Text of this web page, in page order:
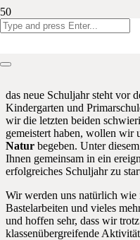
Liebe Kinder,
das neue Schuljahr steht vor
Kindergarten und
wir die letzten beiden
gemeistert haben, wollen wir
Natur begeben. Unter
Ihnen gemeinsam in ein
erfolgreiches Schuljahr zu
Wir werden uns natürlich
Bastelarbeiten und vieles
und hoffen sehr, dass wir
klassenübergreifende